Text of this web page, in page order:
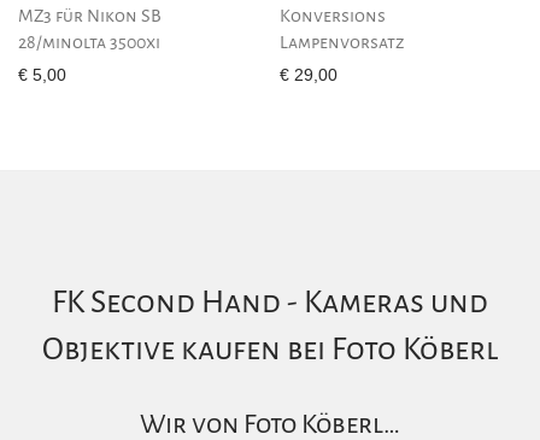
MZ3 für Nikon SB
28/minolta 3500xi
€ 5,00
Konversions
Lampenvorsatz
€ 29,00
FK Second Hand - Kameras und
Objektive kaufen bei Foto Köberl
Wir von Foto Köberl…